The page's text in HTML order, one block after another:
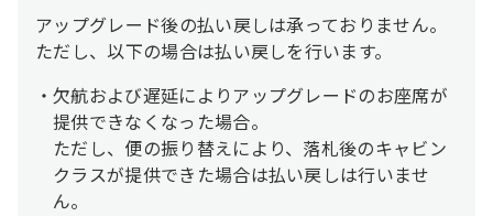
アップグレード後の払い戻しは承っておりません。
ただし、以下の場合は払い戻しを行います。
欠航および遅延によりアップグレードのお座席が
提供できなくなった場合。
ただし、便の振り替えにより、落札後のキャビン
クラスが提供できた場合は払い戻しは行いませ
ん。